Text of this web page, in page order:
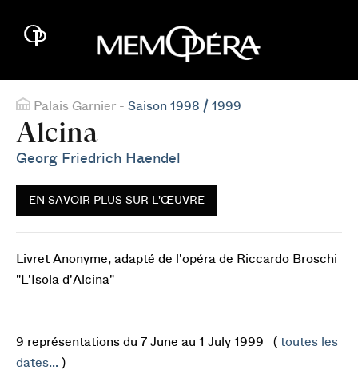
Palais Garnier - Saison 1998 / 1999
Alcina
Georg Friedrich Haendel
EN SAVOIR PLUS SUR L'ŒUVRE
Livret Anonyme, adapté de l'opéra de Riccardo Broschi
"L'Isola d'Alcina"
9 représentations du 7 June au 1 July 1999 ( toutes les
dates... )